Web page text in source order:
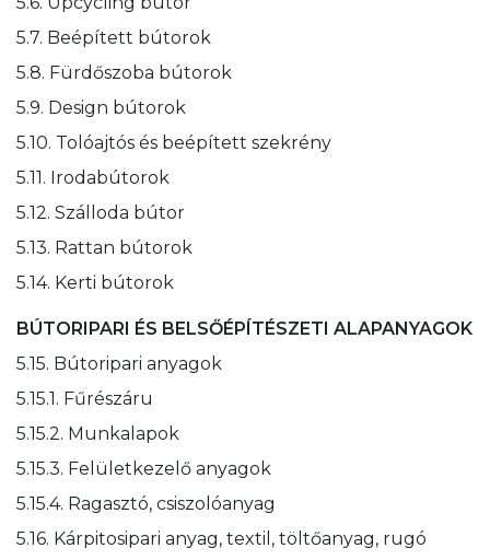
5.7. Beépített bútorok
5.8. Fürdőszoba bútorok
5.9. Design bútorok
5.10. Tolóajtós és beépített szekrény
5.11. Irodabútorok
5.12. Szálloda bútor
5.13. Rattan bútorok
5.14. Kerti bútorok
BÚTORIPARI ÉS BELSŐÉPÍTÉSZETI ALAPANYAGOK
5.15. Bútoripari anyagok
5.15.1. Fűrészáru
5.15.2. Munkalapok
5.15.3. Felületkezelő anyagok
5.15.4. Ragasztó, csiszolóanyag
5.16. Kárpitosipari anyag, textil, töltőanyag, rugó